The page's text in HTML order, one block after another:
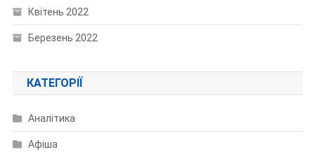
Квітень 2022
Березень 2022
КАТЕГОРІЇ
Аналітика
Афіша